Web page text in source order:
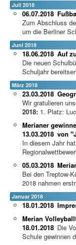
Juli 2018
06.07.2018
Zum Abschluss
um die Berliner
Juni 2018
Auf
18.06.2018
Die neuen
Schuljahr
März 2018
23.03.2018
Wir gratulieren
2018: 1. Platz:
Merianer
von
13.03.2018
In diesem Jahr
05.03.2018
Bei den Treptow-
2018 nahmen
Januar 2018
18.01.2018
Merian
18.01.2018 Die
Schule gewinnen